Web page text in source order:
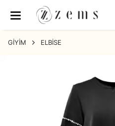
GİYİM ELBİSE